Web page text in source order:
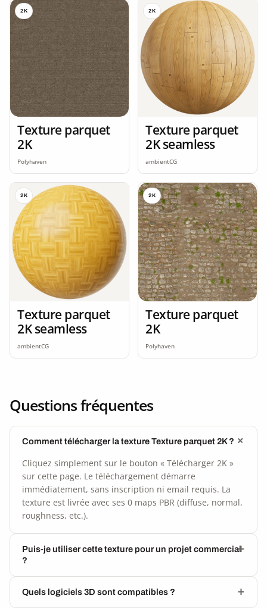
2K
Texture parquet
2K
Polyhaven
2K
Texture parquet
2K seamless
ambientCG
2K
Texture parquet
2K seamless
ambientCG
2K
Texture parquet
2K
Polyhaven
Questions fréquentes
Comment télécharger la texture Texture parquet 2K ?
Cliquez simplement sur le bouton « Télécharger 2K »
sur cette page. Le téléchargement démarre
immédiatement, sans inscription ni email requis. La
texture est livrée avec ses 0 maps PBR (diffuse, normal,
roughness, etc.).
Puis-je utiliser cette texture pour un projet commercial
?
Quels logiciels 3D sont compatibles ?